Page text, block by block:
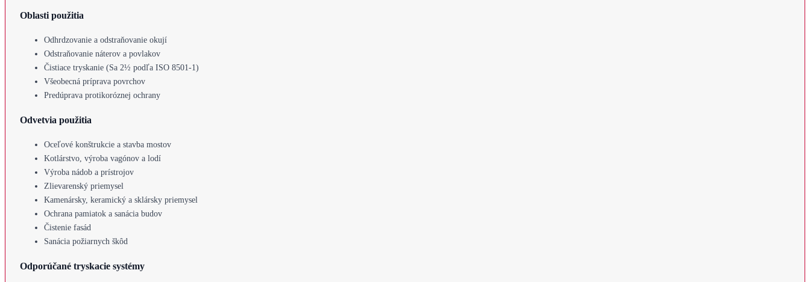
Oblasti použitia
Odhrdzovanie a odstraňovanie okují
Odstraňovanie náterov a povlakov
Čistiace tryskanie (Sa 2½ podľa ISO 8501-1)
Všeobecná príprava povrchov
Predúprava protikoróznej ochrany
Odvetvia použitia
Oceľové konštrukcie a stavba mostov
Kotlárstvo, výroba vagónov a lodí
Výroba nádob a prístrojov
Zlievarenský priemysel
Kamenársky, keramický a sklársky priemysel
Ochrana pamiatok a sanácia budov
Čistenie fasád
Sanácia požiarnych škôd
Odporúčané tryskacie systémy